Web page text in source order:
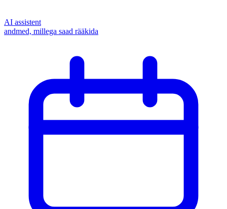
AI assistent
andmed, millega saad rääkida